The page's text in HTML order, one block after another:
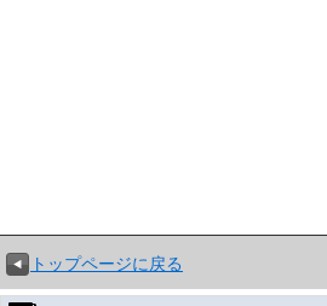
トップページに戻る